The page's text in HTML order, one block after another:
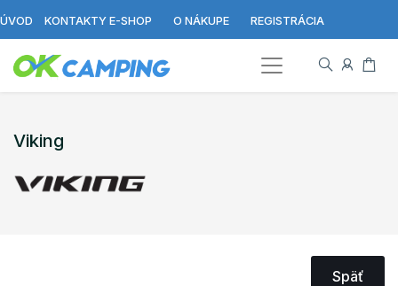
ÚVOD KONTAKTY E-SHOP O NÁKUPE REGISTRÁCIA
Viking
Späť